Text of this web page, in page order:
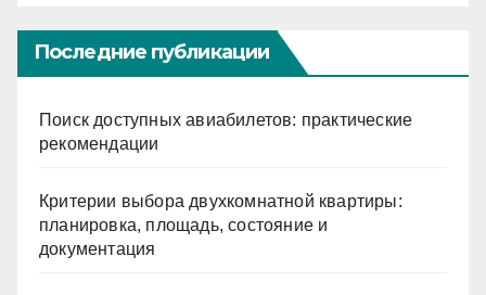
Последние публикации
Поиск доступных авиабилетов: практические
рекомендации
Критерии выбора двухкомнатной квартиры:
планировка, площадь, состояние и
документация